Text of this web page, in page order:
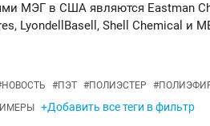
МЭГ в США являются Eastman
LyondellBasell, Shell Chemical и
НОВОСТЬ #ПЭТ #ПОЛИЭСТЕР #
+Добавить все теги в фильтр